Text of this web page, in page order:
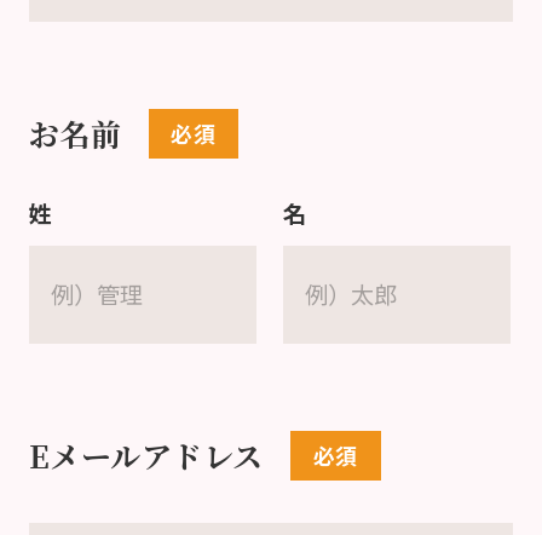
お名前
姓 名
Eメールアドレス